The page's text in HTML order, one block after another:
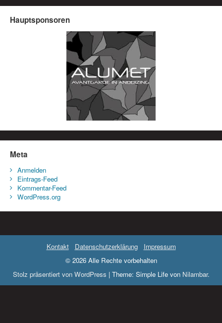
Hauptsponsoren
Meta
Anmelden
Eintrags-Feed
Kommentar-Feed
WordPress.org
Kontakt Datenschutzerklärung
Impressum
© 2026 Alle Rechte vorbehalten
Stolz präsentiert von WordPress | Theme: Simple Life von Nilambar.